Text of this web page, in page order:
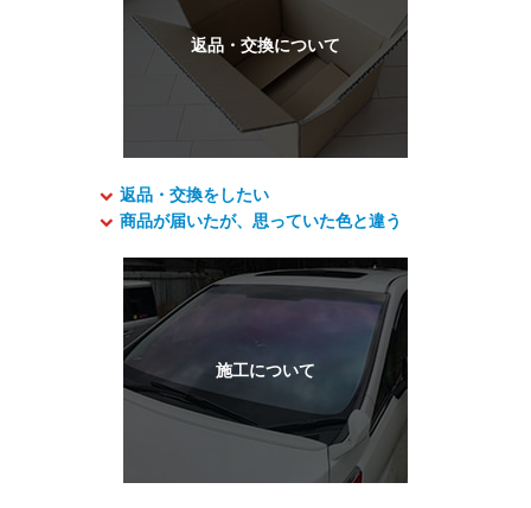
返品・交換をしたい
商品が届いたが、思っていた色と違う